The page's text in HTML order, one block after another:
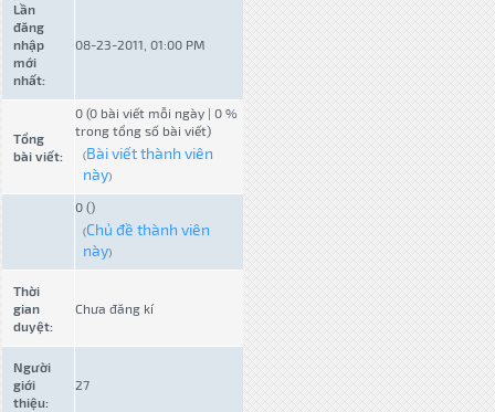
Lần
đăng
nhập
mới
nhất:
08-23-2011, 01:00 PM
Tổng
bài viết:
0 (0 bài viết mỗi ngày | 0 %
trong tổng số bài viết)
(Bài viết thành viên
này)
0 ()
(Chủ đề thành viên
này)
Thời
gian
duyệt:
Chưa đăng kí
Người
giới
thiệu:
27